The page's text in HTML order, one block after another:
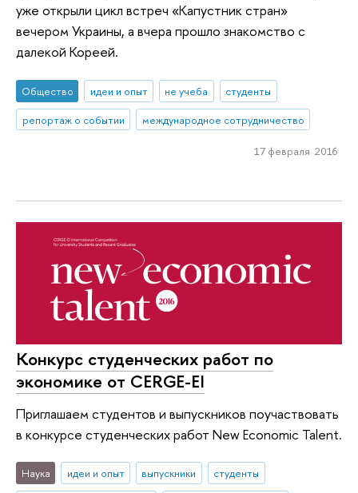
уже открыли цикл встреч «Капустник стран»
вечером Украины, а вчера прошло знакомство с
далекой Кореей.
Общество идеи и опыт не учеба
студенты
репортаж о событии
международное сотрудничество
17 февраля 2016
Конкурс студенческих работ по
экономике от CERGE-EI
Приглашаем студентов и выпускников поучаствовать
в конкурсе студенческих работ New Economic Talent.
Наука идеи и опыт выпускники
студенты